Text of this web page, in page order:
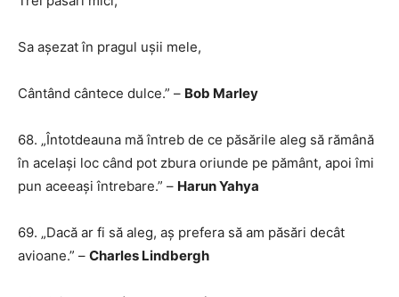
Sa așezat în pragul ușii mele,
Cântând cântece dulce.” – Bob Marley
68. „Întotdeauna mă întreb de ce păsările aleg să rămână
în același loc când pot zbura oriunde pe pământ, apoi îmi
pun aceeași întrebare.” – Harun Yahya
69. „Dacă ar fi să aleg, aș prefera să am păsări decât
avioane.” – Charles Lindbergh